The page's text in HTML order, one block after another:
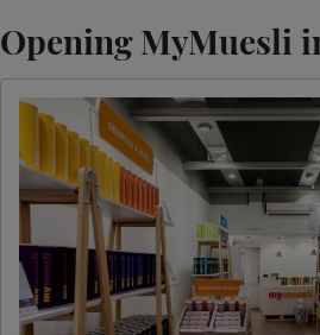
Opening MyMuesli